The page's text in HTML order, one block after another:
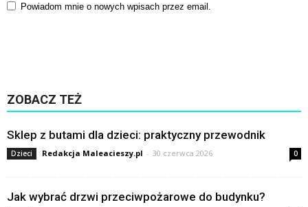
Powiadom mnie o nowych wpisach przez email.
ZOBACZ TEŻ
Sklep z butami dla dzieci: praktyczny przewodnik
Dzieci Redakcja Maleacieszy.pl - 30 czerwca 2026 0
Jak wybrać drzwi przeciwpożarowe do budynku?